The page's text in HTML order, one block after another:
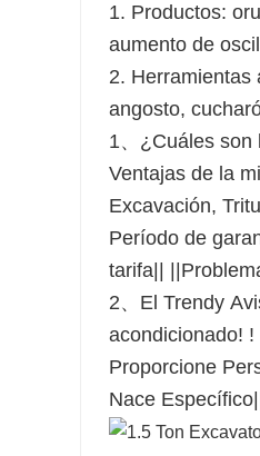
1. Productos:
aumento de
2. Herramientas
angosto,
1、¿Cuáles son
Ventajas de la
Excavación,
Período de
tarifa||
2、El Trendy
acondicionado! !
Proporcione
Nace